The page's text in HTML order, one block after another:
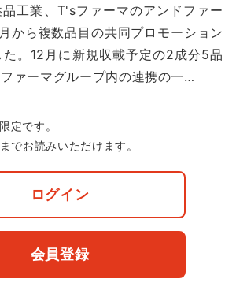
工業、T'sファーマのアンドファー
から複数品目の共同プロモーション
た。12月に新規収載予定の2成分5品
ァーマグループ内の連携の一…
定です。
でお読みいただけます。
ログイン
会員登録